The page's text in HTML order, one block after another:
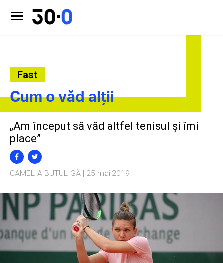
Fast
Cum o văd alții
„Am început să văd altfel tenisul și îmi
place”
CAMELIA BUTULIGĂ | 25 mai 2019